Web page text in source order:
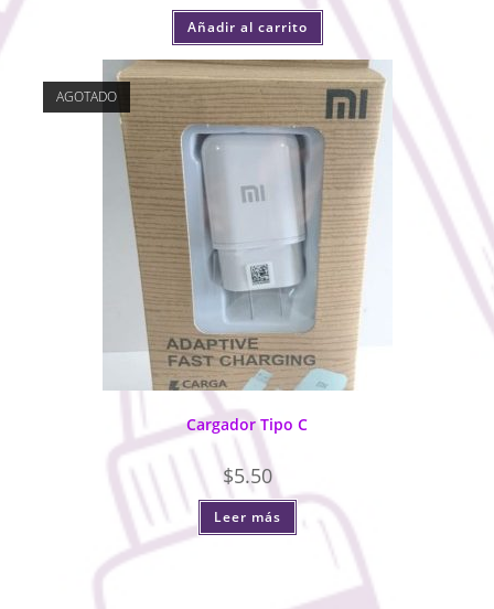
Añadir al carrito
AGOTADO
Cargador Tipo C
$5.50
Leer más